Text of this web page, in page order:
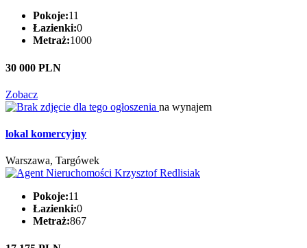
Pokoje:11
Łazienki:0
Metraż:1000
30 000 PLN
Zobacz
na wynajem
lokal komercyjny
Warszawa, Targówek
Pokoje:11
Łazienki:0
Metraż:867